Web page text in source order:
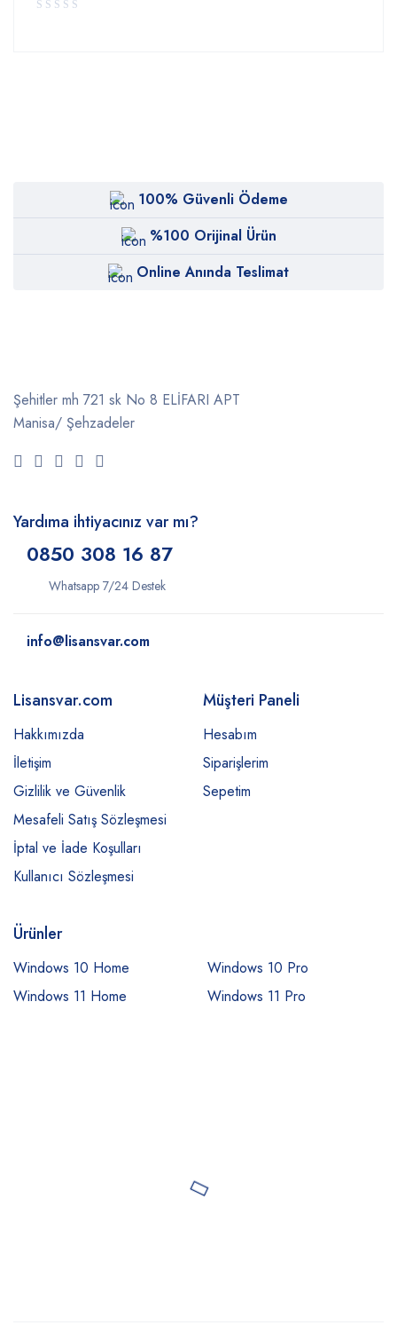
100% Güvenli Ödeme
%100 Orijinal Ürün
Online Anında Teslimat
Şehitler mh 721 sk No 8 ELİFARI APT
Manisa/ Şehzadeler
Yardıma ihtiyacınız var mı?
0850 308 16 87
Whatsapp 7/24 Destek
info@lisansvar.com
Lisansvar.com
Hakkımızda
İletişim
Gizlilik ve Güvenlik
Mesafeli Satış Sözleşmesi
İptal ve İade Koşulları
Kullanıcı Sözleşmesi
Müşteri Paneli
Hesabım
Siparişlerim
Sepetim
Ürünler
Windows 10 Home
Windows 10 Pro
Windows 11 Home
Windows 11 Pro